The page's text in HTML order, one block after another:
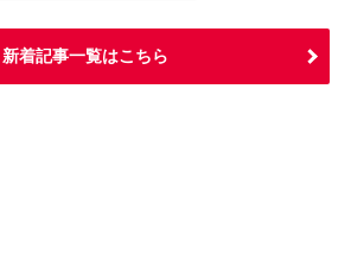
新着記事一覧はこちら